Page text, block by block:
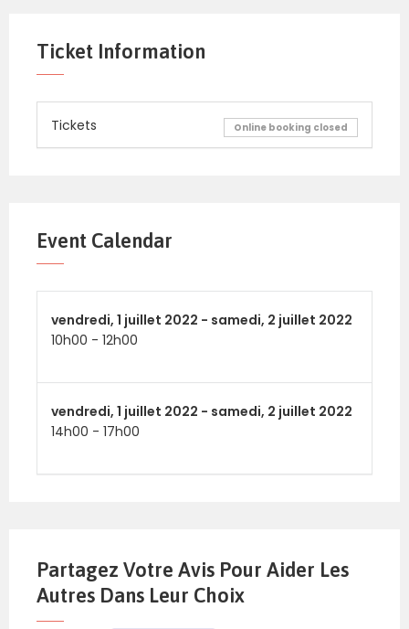
Ticket Information
Tickets Online booking closed
Event Calendar
vendredi, 1 juillet 2022 - samedi, 2 juillet 2022
10h00 - 12h00
vendredi, 1 juillet 2022 - samedi, 2 juillet 2022
14h00 - 17h00
Partagez Votre Avis Pour Aider Les
Autres Dans Leur Choix